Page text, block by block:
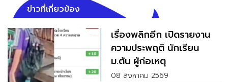
ข่าวที่เกี่ยวข้อง
เรื่องพลิกอีก เปิดรายงาน
ความประพฤติ นักเรียน
ม.ต้น ผู้ก่อเหตุ
08 สิงหาคม 2569